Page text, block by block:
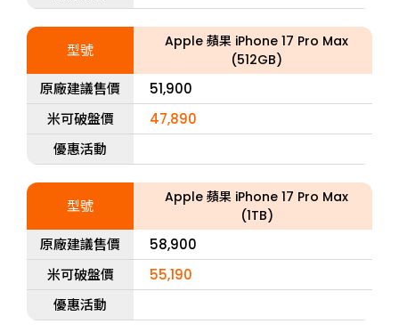
型號
Apple 蘋果 iPhone 17 Pro Max
(512GB)
原廠建議售價
51,900
米可破盤價
47,890
優惠活動
型號
Apple 蘋果 iPhone 17 Pro Max
(1TB)
原廠建議售價
58,900
米可破盤價
55,190
優惠活動